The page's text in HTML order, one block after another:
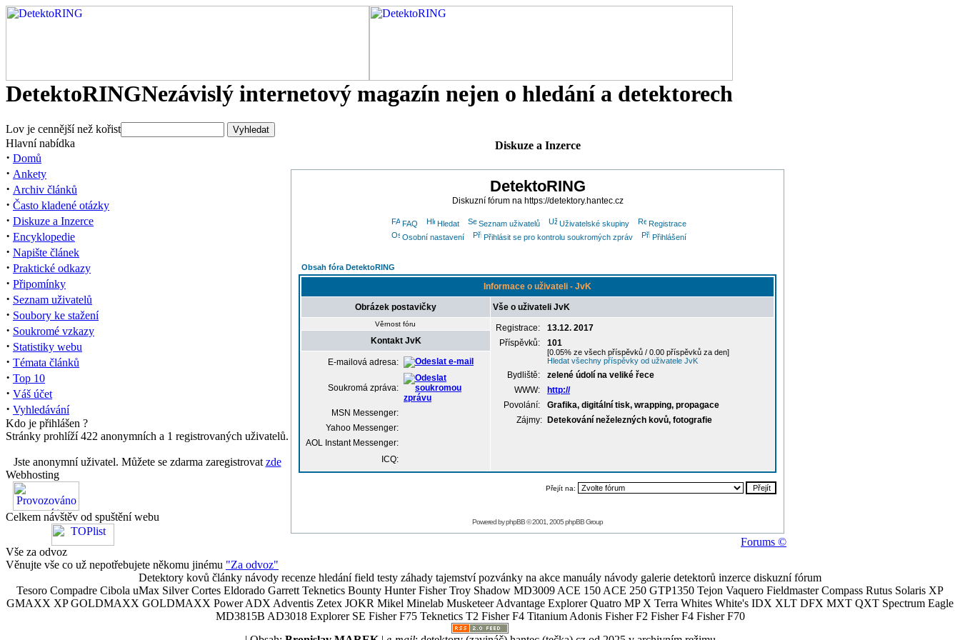
DetektoRINGNezávislý internetový magazín nejen o hledání a detektorech
Lov je cennější než kořist
Hlavní nabídka
· Domů
· Ankety
· Archiv článků
· Často kladené otázky
· Diskuze a Inzerce
· Encyklopedie
· Napište článek
· Praktické odkazy
· Připomínky
· Seznam uživatelů
· Soubory ke stažení
· Soukromé vzkazy
· Statistiky webu
· Témata článků
· Top 10
· Váš účet
· Vyhledávání
Kdo je přihlášen ?
Stránky prohlíží 422 anonymních a 1 registrovaných uživatelů.
Jste anonymní uživatel. Můžete se zdarma zaregistrovat zde
Webhosting
Celkem návštěv od spuštění webu
Vše za odvoz
Věnujte vše co už nepotřebujete někomu jinému "Za odvoz"
Diskuze a Inzerce
DetektoRING
Diskuzní fórum na https://detektory.hantec.cz
FAQ Hledat Seznam uživatelů Uživatelské skupiny
Registrace
Osobní nastavení
Přihlásit se pro kontrolu soukromých zpráv Přihlášení
Obsah fóra DetektoRING
Informace o uživateli - JvK
Obrázek postavičky Vše o uživateli JvK
Věrnost fóru Registrace:
13.12. 2017
Příspěvků:
101
[0.05% ze všech příspěvků / 0.00 příspěvků za den]
Hledat všechny příspěvky od uživatele JvK
Bydliště:
zelené údolí na veliké řece
WWW:
http://
Povolání:
Grafika, digitální tisk, wrapping, propagace
Zájmy:
Detekování neželezných kovů, fotografie
Kontakt JvK
E-mailová adresa:
Soukromá zpráva:
MSN Messenger:
Yahoo Messenger:
AOL Instant Messenger:
ICQ:
Přejít na:
Powered byphpBB© 2001, 2005 phpBB Group
Forums ©
Detektory kovů články návody recenze hledání field testy záhady tajemství pozvánky na akce manuály návody galerie detektorů inzerce diskuzní fórum
Tesoro Compadre Cibola uMax Silver Cortes Eldorado Garrett Teknetics Bounty Hunter Fisher Troy Shadow MD3009 ACE 150 ACE 250 GTP1350 Tejon Vaquero Fieldmaster Compass Rutus Solaris XP
GMAXX XP GOLDMAXX GOLDMAXX Power ADX Adventis Zetex JOKR Mikel Minelab Musketeer Advantage Explorer Quatro MP X Terra Whites White's IDX XLT DFX MXT QXT Spectrum Eagle
MD3815B AD3018 Explorer SE Fisher F75 Teknetics T2 Fisher F4 Titanium Adonis Fisher F2 Fisher F4 Fisher F70